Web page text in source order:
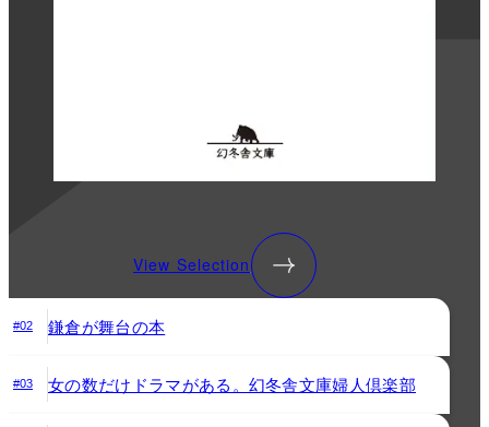
View Selection
#02 鎌倉が舞台の本
#03 女の数だけドラマがある。幻冬舎文庫婦人倶楽部